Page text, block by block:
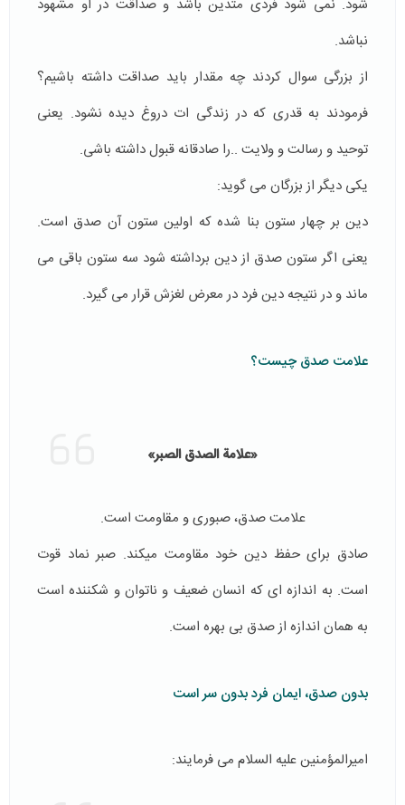
شود. نمی شود فردی متدین باشد و صداقت در او مشهود
نباشد.
از بزرگی سوال کردند چه مقدار باید صداقت داشته باشیم؟
فرمودند به قدری که در زندگی ات دروغ دیده نشود. یعنی
توحید و رسالت و ولایت ..را صادقانه قبول داشته باشی.
یکی دیگر از بزرگان می گوید:
دین بر چهار ستون بنا شده که اولین ستون آن صدق است.
یعنی اگر ستون صدق از دین برداشته شود سه ستون باقی می
ماند و در نتیجه دین فرد در معرض لغزش قرار می گیرد.
علامت صدق چیست؟
«علامة الصدق الصبر»
علامت صدق، صبوری و مقاومت است.
صادق برای حفظ دین خود مقاومت میکند. صبر نماد قوت
است. به اندازه ای که انسان ضعیف و ناتوان و شکننده است
به همان اندازه از صدق بی بهره است.
بدون صدق، ایمان فرد بدون سر است
امیرالمؤمنین علیه السلام می فرمایند: